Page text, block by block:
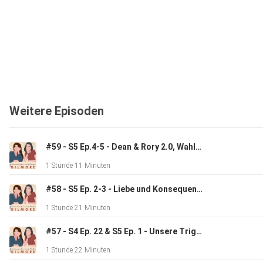
Weitere Episoden
#59 - S5 Ep.4-5 - Dean & Rory 2.0, Wahlkampf & Hep Alien Love Story
1 Stunde 11 Minuten
#58 - S5 Ep. 2-3 - Liebe und Konsequenzen
1 Stunde 21 Minuten
#57 - S4 Ep. 22 & S5 Ep. 1 - Unsere Triggerfolgen!!!
1 Stunde 22 Minuten